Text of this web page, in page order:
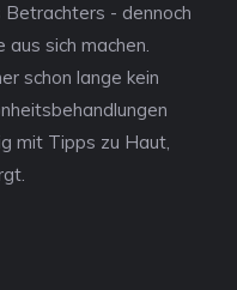
- dennoch
sich machen.
schon lange kein
mit Tipps zu Haut,